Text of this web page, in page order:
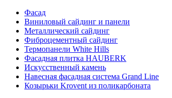
Фасад
Виниловый сайдинг и панели
Металлический сайдинг
Фиброцементный сайдинг
Термопанели White Hills
Фасадная плитка HAUBERK
Искусственный камень
Навесная фасадная система Grand Line
Козырьки Krovent из поликарбоната